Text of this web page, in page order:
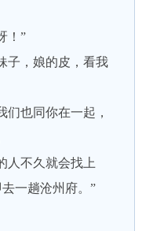
！”
，娘的皮，看我
也同你在一起，
不久就会找上
一趟沧州府。”